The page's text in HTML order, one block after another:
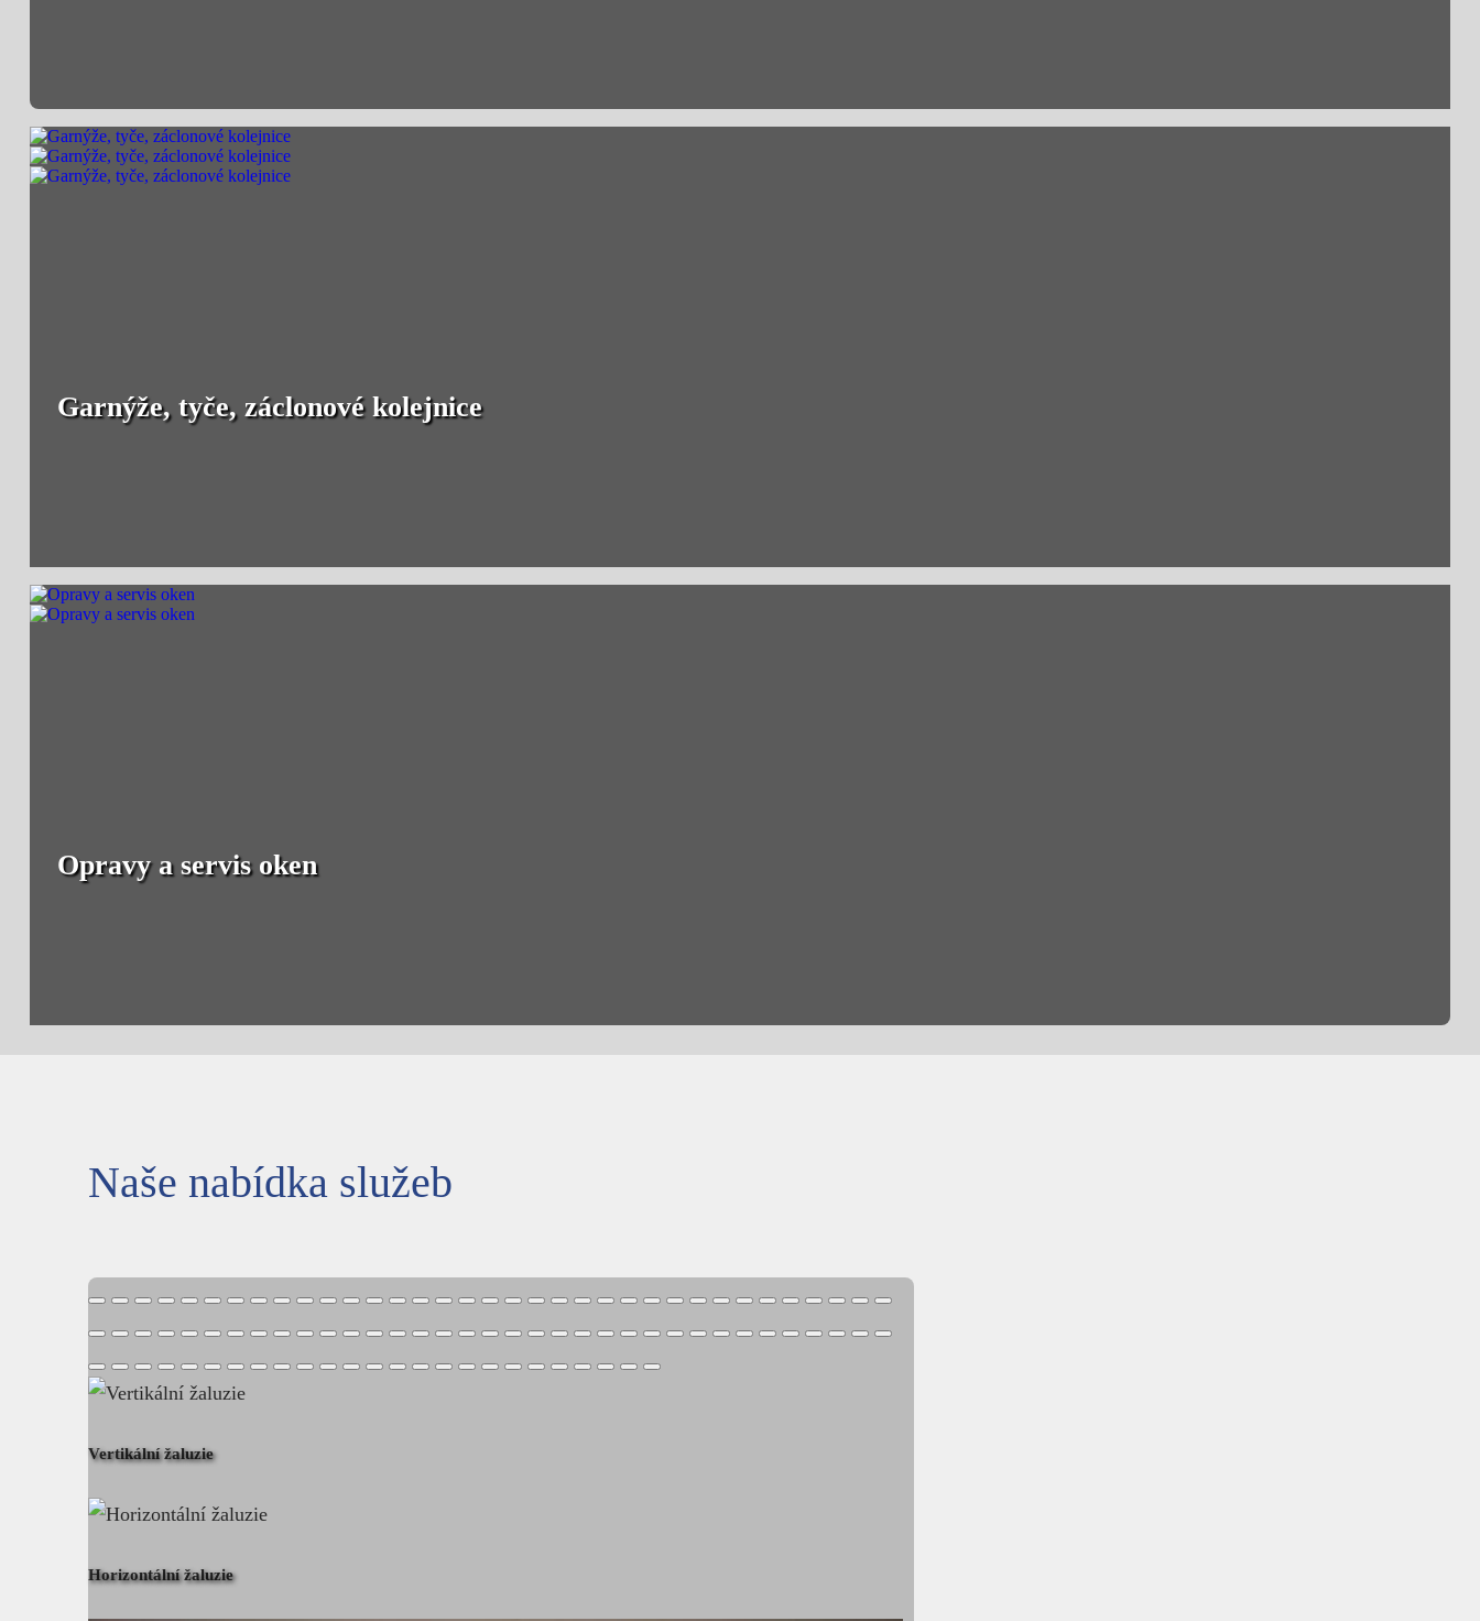
Garnýže, tyče, záclonové kolejnice
Opravy a servis oken
Naše nabídka služeb
Vertikální žaluzie
Horizontální žaluzie